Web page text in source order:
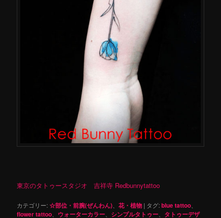
東京のタトゥースタジオ 吉祥寺 Redbunnytattoo
カテゴリー:☆部位・前腕(ぜんわん) 、花・植物 | タグ:blue tattoo
flower tattoo ウォーターカラー シンプルタトゥー
タトゥーデザ